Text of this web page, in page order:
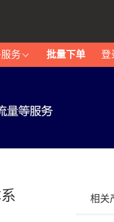
务 批量下单 登
相关